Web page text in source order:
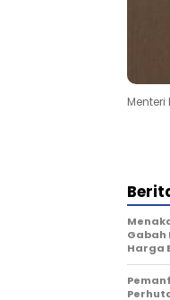
Gabah
Harga